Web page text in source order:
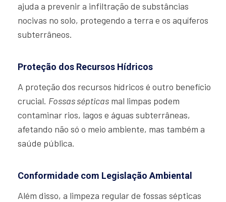
ajuda a prevenir a infiltração de substâncias
nocivas no solo, protegendo a terra e os aquíferos
subterrâneos.
Proteção dos Recursos Hídricos
A proteção dos recursos hídricos é outro benefício
crucial. Fossas sépticas mal limpas podem
contaminar rios, lagos e águas subterrâneas,
afetando não só o meio ambiente, mas também a
saúde pública.
Conformidade com Legislação Ambiental
Além disso, a limpeza regular de fossas sépticas